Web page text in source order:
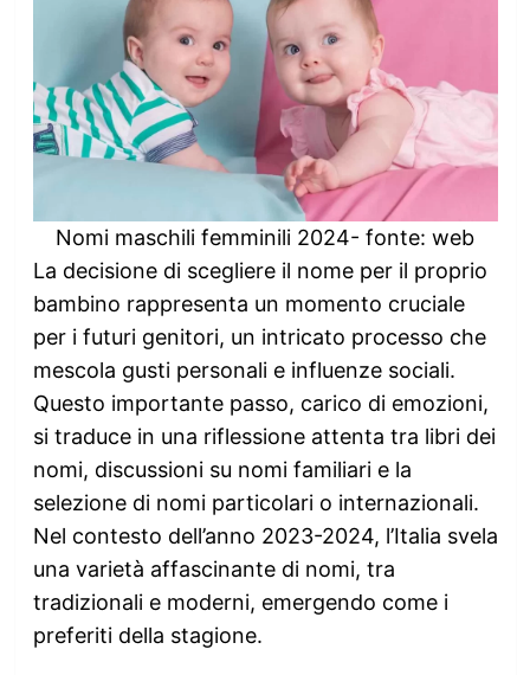
Nomi maschili femminili 2024- fonte: web
La decisione di scegliere il nome per il proprio
bambino rappresenta un momento cruciale
per i futuri genitori, un intricato processo che
mescola gusti personali e influenze sociali.
Questo importante passo, carico di emozioni,
si traduce in una riflessione attenta tra libri dei
nomi, discussioni su nomi familiari e la
selezione di nomi particolari o internazionali.
Nel contesto dell’anno 2023-2024, l’Italia svela
una varietà affascinante di nomi, tra
tradizionali e moderni, emergendo come i
preferiti della stagione.